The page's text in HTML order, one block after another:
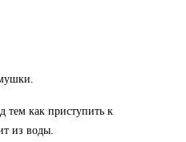
тем как приступить к
из воды.